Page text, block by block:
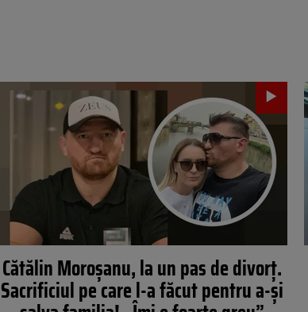
Cătălin Moroşanu, la un pas de divorţ.
Sacrificiul pe care l-a făcut pentru a-şi